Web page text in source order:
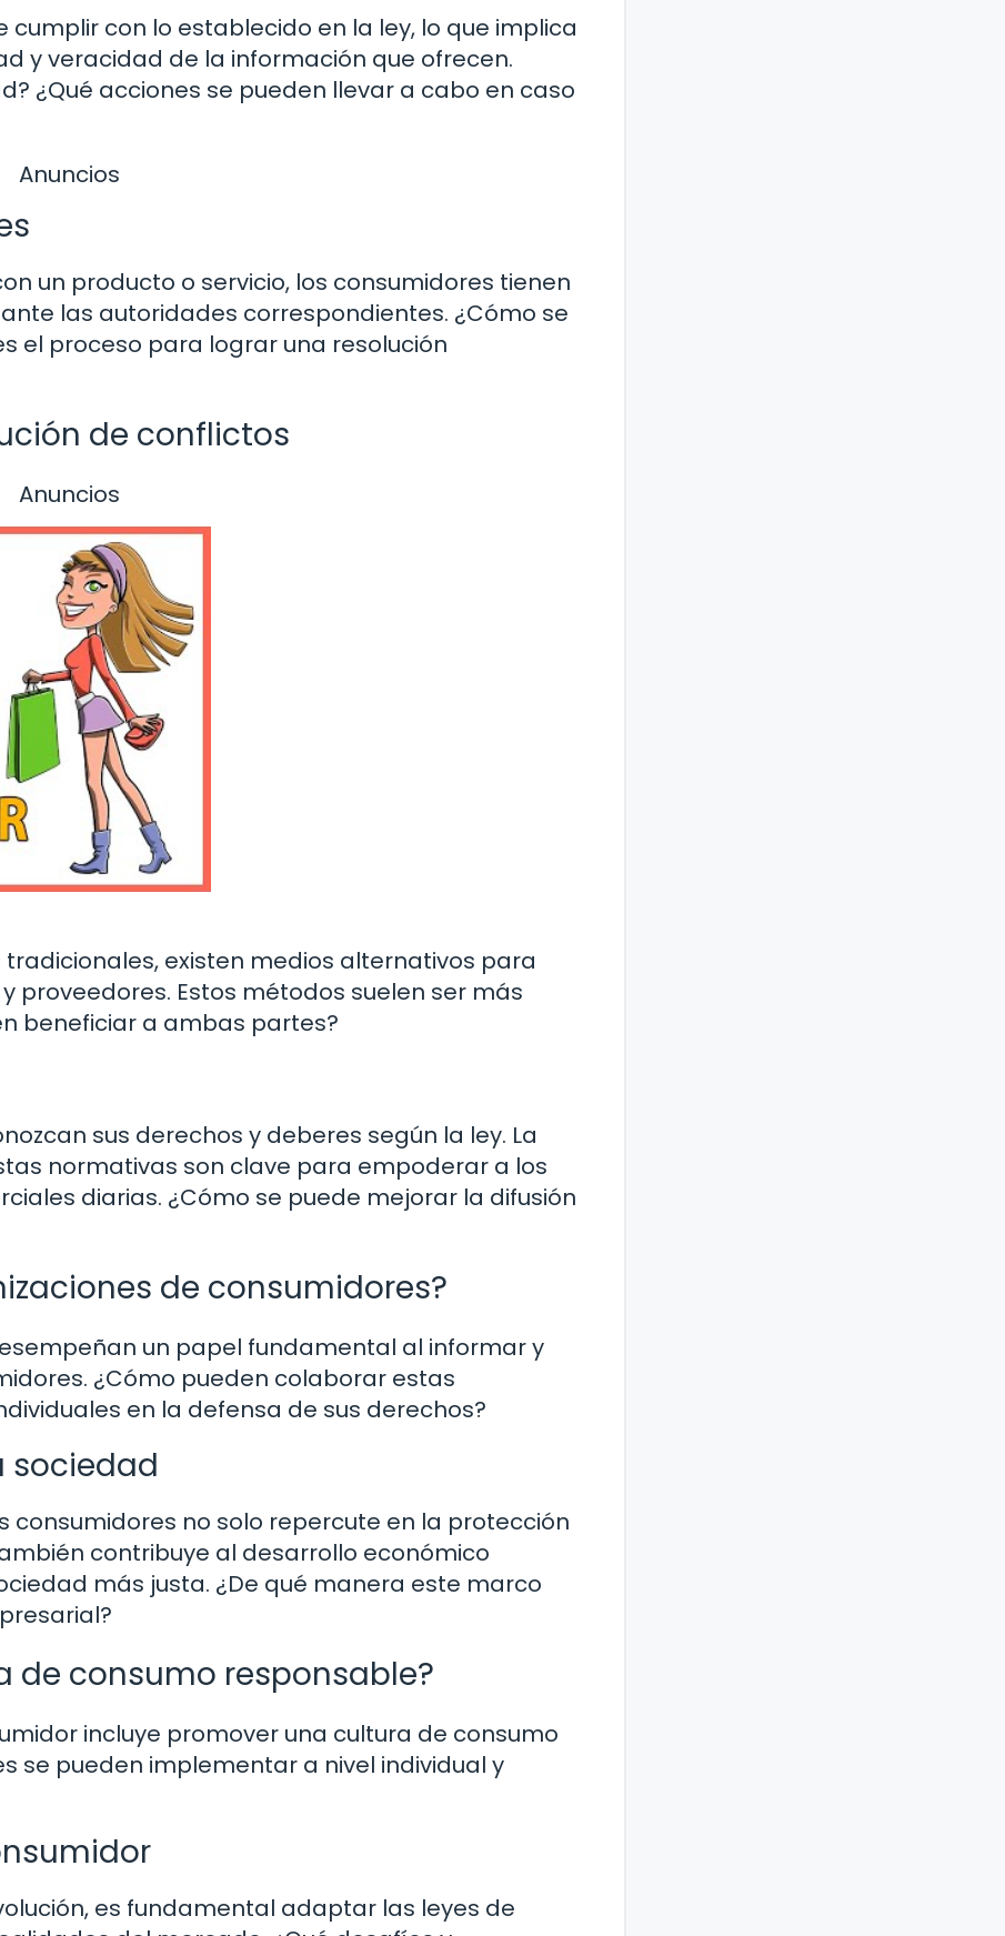
con lo establecido en la ley, lo que implica
y veracidad de la información que ofrecen.
¿Qué acciones se pueden llevar a cabo en caso
Anuncios
un producto o servicio, los consumidores tienen
las autoridades correspondientes. ¿Cómo se
el proceso para lograr una resolución
de conflictos
Anuncios
existen medios alternativos para
proveedores. Estos métodos suelen ser más
beneficiar a ambas partes?
sus derechos y deberes según la ley. La
normativas son clave para empoderar a los
diarias. ¿Cómo se puede mejorar la difusión
de consumidores?
un papel fundamental al informar y
¿Cómo pueden colaborar estas
en la defensa de sus derechos?
sociedad
consumidores no solo repercute en la protección
contribuye al desarrollo económico
más justa. ¿De qué manera este marco
de consumo responsable?
incluye promover una cultura de consumo
se pueden implementar a nivel individual y
es fundamental adaptar las leyes de